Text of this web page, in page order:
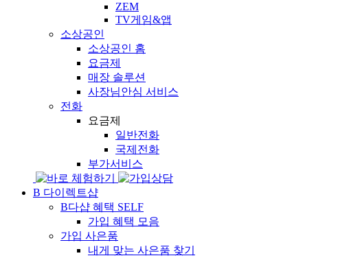
ZEM
TV게임&앱
소상공인
소상공인 홈
요금제
매장 솔루션
사장님안심 서비스
전화
요금제
일반전화
국제전화
부가서비스
B 다이렉트샵
B다샵 혜택 SELF
가입 혜택 모음
가입 사은품
내게 맞는 사은품 찾기